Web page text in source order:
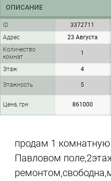
ОПИСАНИЕ
ID 3372711
Адрес
23 Августа
Количество
комнат
1
Этаж 4
Этажность 5
Цена, грн 861000
продам 1 комнатную
Павловом